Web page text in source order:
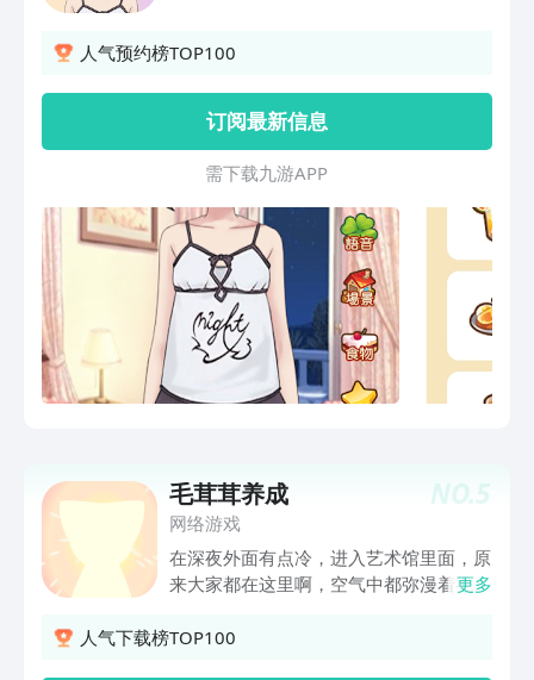
人气预约榜TOP100
订阅最新信息
需 下 载 九 游 A P P
NO.5
毛茸茸养成
网络游戏
在深夜外面有点冷，进入艺术馆里面，原
来大家都在这里啊，空气中都弥漫着毛茸
们，这样宠物们才能逐渐提升，但是这个
更多
人气下载榜TOP100